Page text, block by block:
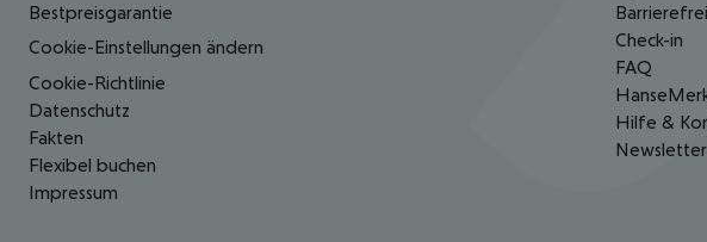
Bestpreisgarantie
Cookie-Einstellungen ändern
Cookie-Richtlinie
Datenschutz
Fakten
Flexibel buchen
Impressum
Check-in
FAQ
Hilfe &
Newsletter